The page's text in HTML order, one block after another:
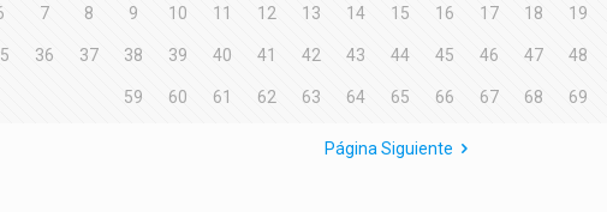
7 8 9 10 11 12 13 14 15 16 17 18 19
36 37 38 39 40 41 42 43 44 45 46 47 48
59 60 61 62 63 64 65 66 67 68 69
Página Siguiente